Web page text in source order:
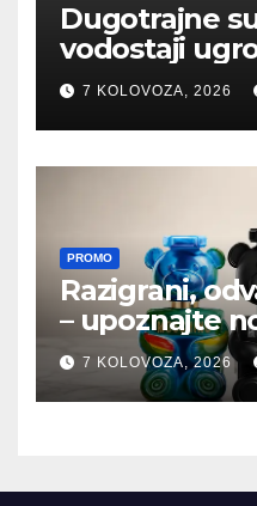
Dugotrajne
vodostaji
ekosustav
7 KOLOVOZA, 2026
PROMO
Razigrani,
– upoznajte
mirise u
7 KOLOVOZA, 2026